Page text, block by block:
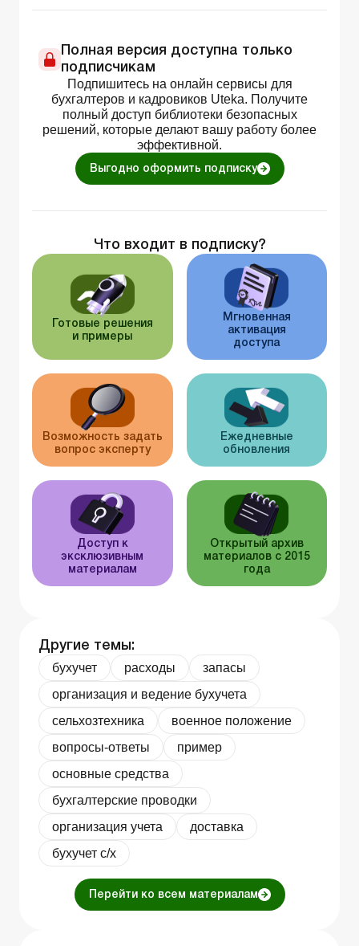
Полная версия доступна только
подписчикам
Подпишитесь на онлайн сервисы для
бухгалтеров и кадровиков Uteka. Получите
полный доступ библиотеки безопасных
решений, которые делают вашу работу более
эффективной.
Выгодно оформить подписку
Что входит в подписку?
Готовые решения
и примеры
Мгновенная
активация
доступа
Возможность задать
вопрос эксперту
Ежедневные
обновления
Доступ к
эксклюзивным
материалам
Открытый архив
материалов с 2015
года
Другие темы:
бухучет расходы
запасы
организация и ведение бухучета
сельхозтехника
военное положение
вопросы-ответы
пример
основные средства
бухгалтерские проводки
организация учета
доставка
бухучет с/х
Перейти ко всем материалам